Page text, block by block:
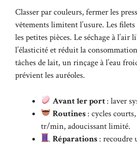
Classer par couleurs, fermer les
vêtements limitent l’usure. Les
les petites pièces. Le séchage à l’air
l’élasticité et réduit la
tâches de lait, un rinçage à l’eau
prévient les auréoles.
Avant 1er port: laver
Routines : cycles
tr/min, adoucissant limité.
Réparations : recoudre